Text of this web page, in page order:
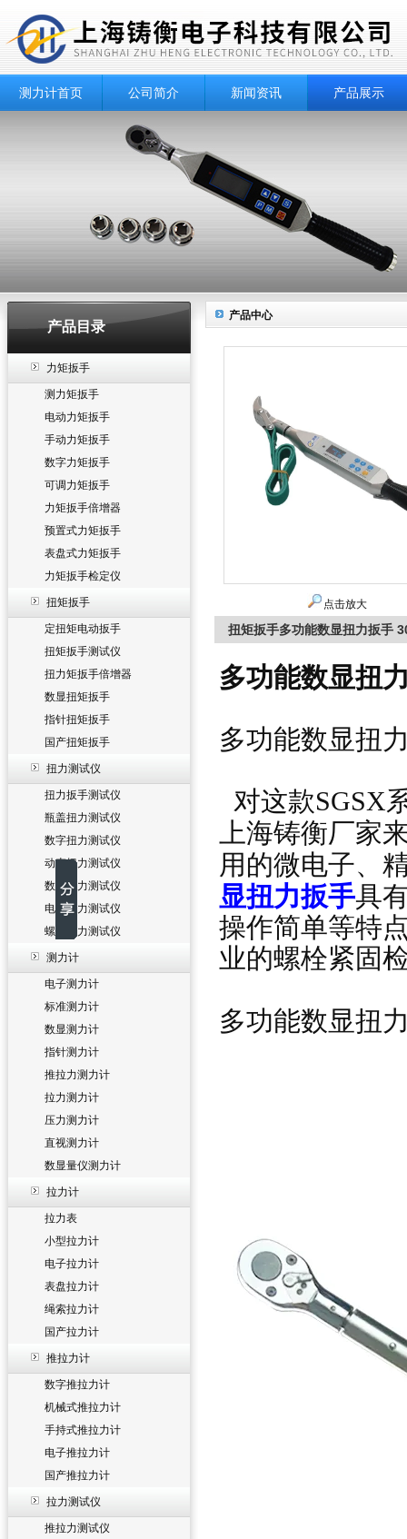
测力计首页 公司简介 新闻资讯 产品展示
产品目录
力矩扳手
测力矩扳手
电动力矩扳手
手动力矩扳手
数字力矩扳手
可调力矩扳手
力矩扳手倍增器
预置式力矩扳手
表盘式力矩扳手
力矩扳手检定仪
扭矩扳手
定扭矩电动扳手
扭矩扳手测试仪
扭力矩扳手倍增器
数显扭矩扳手
指针扭矩扳手
国产扭矩扳手
扭力测试仪
扭力扳手测试仪
瓶盖扭力测试仪
数字扭力测试仪
动态扭力测试仪
数显扭力测试仪
电批扭力测试仪
螺丝扭力测试仪
测力计
电子测力计
标准测力计
数显测力计
指针测力计
推拉力测力计
拉力测力计
压力测力计
直视测力计
数显量仪测力计
拉力计
拉力表
小型拉力计
电子拉力计
表盘拉力计
绳索拉力计
国产拉力计
推拉力计
数字推拉力计
机械式推拉力计
手持式推拉力计
电子推拉力计
国产推拉力计
拉力测试仪
推拉力测试仪
产品中心
点击放大
扭矩扳手多功能数显扭力扳手
多功能数显扭
多功能数显扭
对这款SGSX
上海铸衡厂家
用的微电子、
显扭力扳手具
操作简单等特
业的螺栓紧固
多功能数显扭